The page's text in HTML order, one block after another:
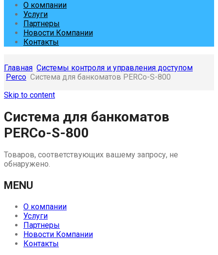
О компании
Услуги
Партнеры
Новости Компании
Контакты
Главная Системы контроля и управления доступом
Perco Система для банкоматов PERCo-S-800
Skip to content
Система для банкоматов
PERCo-S-800
Товаров, соответствующих вашему запросу, не
обнаружено.
MENU
О компании
Услуги
Партнеры
Новости Компании
Контакты